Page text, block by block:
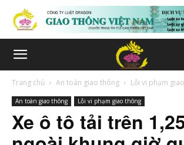
Trang chủ An toàn giao thông Lỗi vi phạm
An toàn giao thông Lỗi vi phạm giao thông
Xe ô tô tải trên